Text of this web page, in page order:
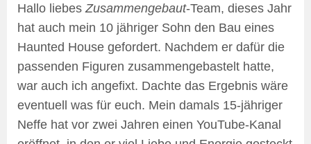
Hallo liebes Zusammengebaut-Team, dieses Jahr
hat auch mein 10 jähriger Sohn den Bau eines
Haunted House gefordert. Nachdem er dafür die
passenden Figuren zusammengebastelt hatte,
war auch ich angefixt. Dachte das Ergebnis wäre
eventuell was für euch. Mein damals 15-jähriger
Neffe hat vor zwei Jahren einen YouTube-Kanal